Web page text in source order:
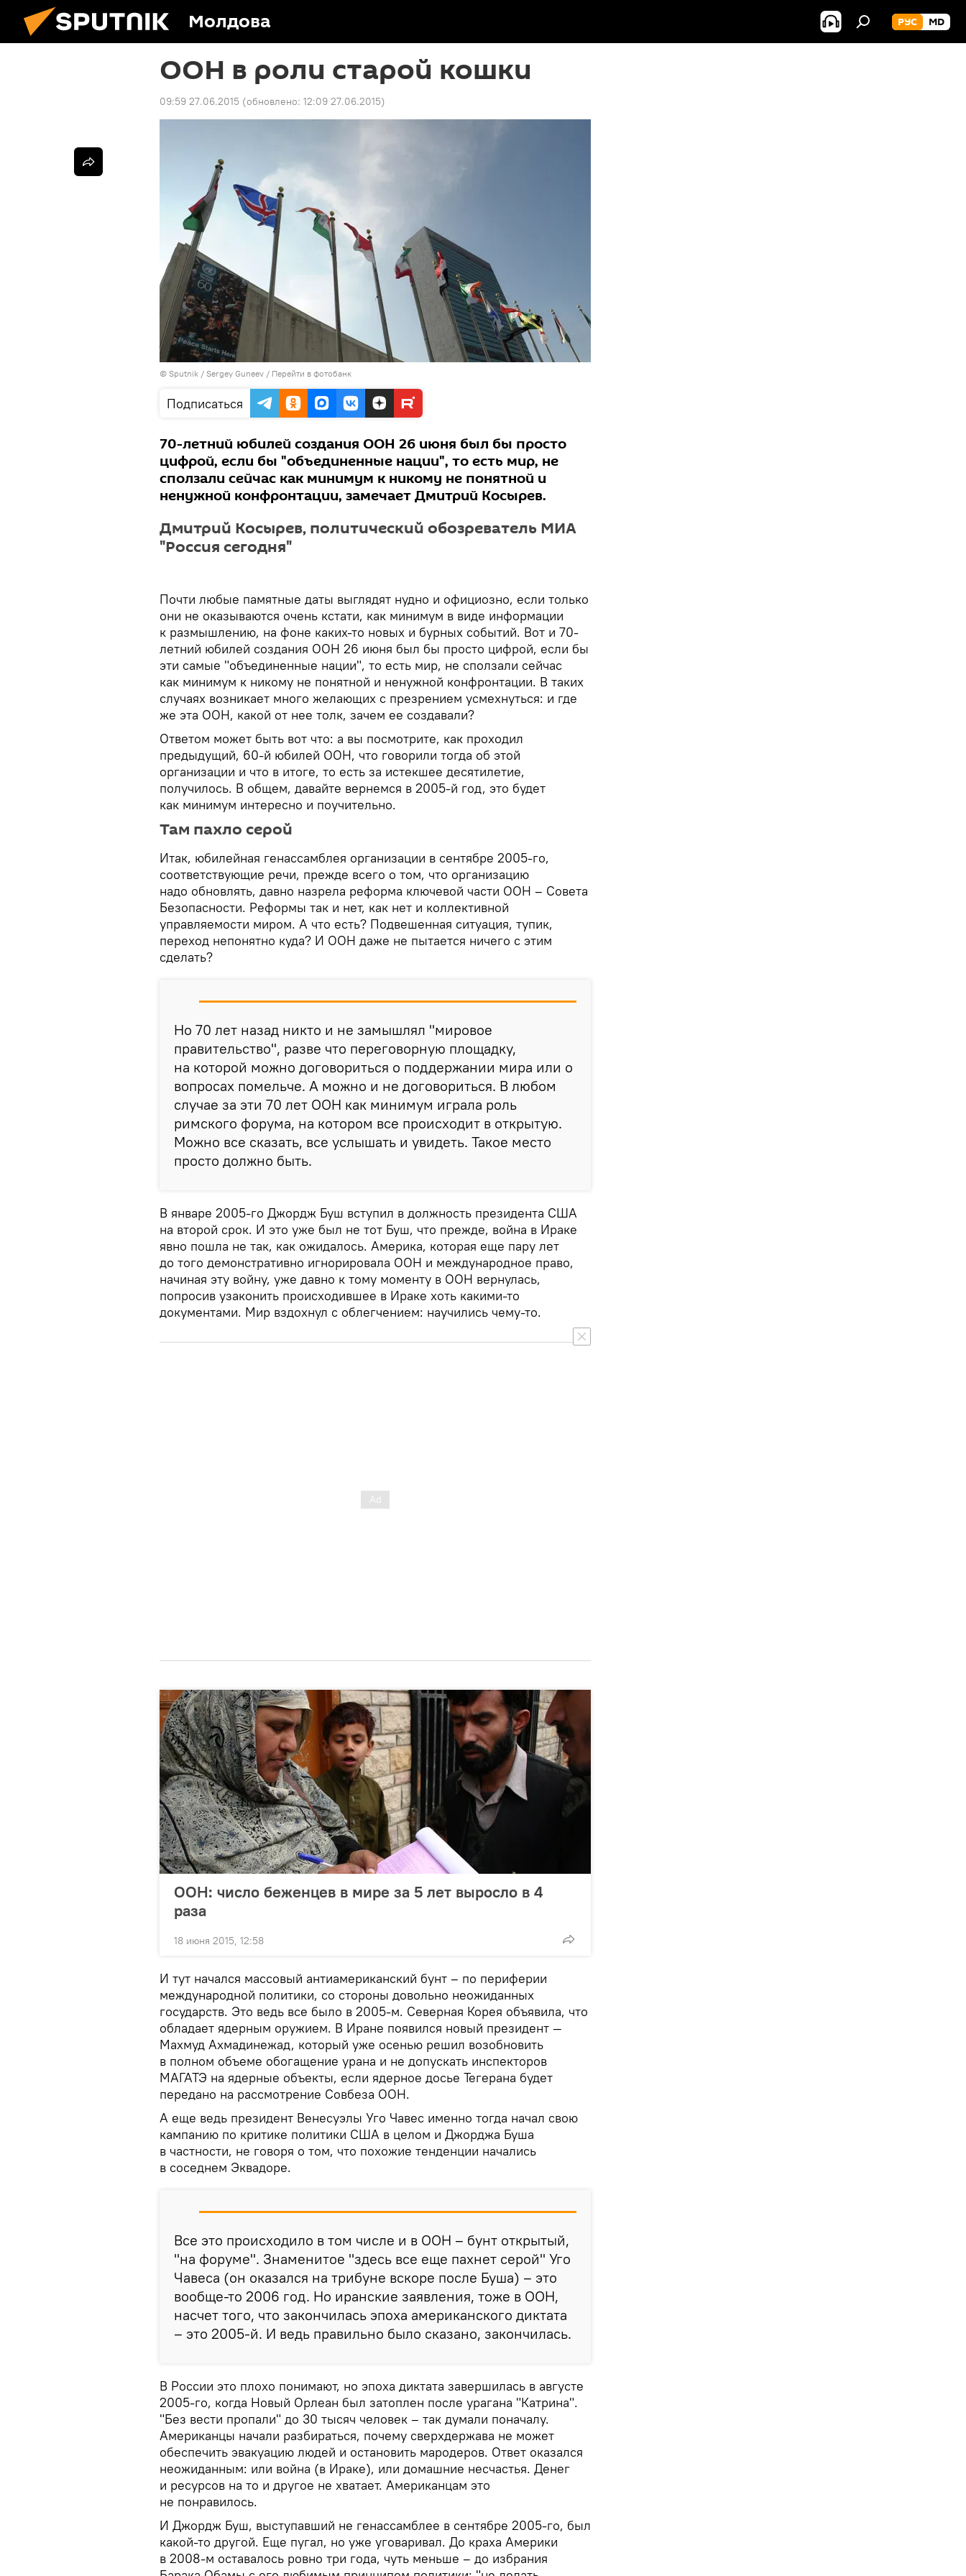
Молдова РУС MD
ООН в роли старой кошки
09:59 27.06.2015 (обновлено: 12:09 27.06.2015)
© Sputnik / Sergey Guneev / Перейти в фотобанк
Подписаться
70-летний юбилей создания ООН 26 июня был бы просто
цифрой, если бы "объединенные нации", то есть мир, не
сползали сейчас как минимум к никому не понятной и
ненужной конфронтации, замечает Дмитрий Косырев.
Дмитрий Косырев, политический обозреватель МИА
"Россия сегодня"
Почти любые памятные даты выглядят нудно и официозно, если только
они не оказываются очень кстати, как минимум в виде информации
к размышлению, на фоне каких-то новых и бурных событий. Вот и 70-
летний юбилей создания ООН 26 июня был бы просто цифрой, если бы
эти самые "объединенные нации", то есть мир, не сползали сейчас
как минимум к никому не понятной и ненужной конфронтации. В таких
случаях возникает много желающих с презрением усмехнуться: и где
же эта ООН, какой от нее толк, зачем ее создавали?
Ответом может быть вот что: а вы посмотрите, как проходил
предыдущий, 60-й юбилей ООН, что говорили тогда об этой
организации и что в итоге, то есть за истекшее десятилетие,
получилось. В общем, давайте вернемся в 2005-й год, это будет
как минимум интересно и поучительно.
Там пахло серой
Итак, юбилейная генассамблея организации в сентябре 2005-го,
соответствующие речи, прежде всего о том, что организацию
надо обновлять, давно назрела реформа ключевой части ООН – Совета
Безопасности. Реформы так и нет, как нет и коллективной
управляемости миром. А что есть? Подвешенная ситуация, тупик,
переход непонятно куда? И ООН даже не пытается ничего с этим
сделать?
Но 70 лет назад никто и не замышлял "мировое
правительство", разве что переговорную площадку,
на которой можно договориться о поддержании мира или о
вопросах помельче. А можно и не договориться. В любом
случае за эти 70 лет ООН как минимум играла роль
римского форума, на котором все происходит в открытую.
Можно все сказать, все услышать и увидеть. Такое место
просто должно быть.
В январе 2005-го Джордж Буш вступил в должность президента США
на второй срок. И это уже был не тот Буш, что прежде, война в Ираке
явно пошла не так, как ожидалось. Америка, которая еще пару лет
до того демонстративно игнорировала ООН и международное право,
начиная эту войну, уже давно к тому моменту в ООН вернулась,
попросив узаконить происходившее в Ираке хоть какими-то
документами. Мир вздохнул с облегчением: научились чему-то.
ООН: число беженцев в мире за 5 лет выросло в 4
раза
18 июня 2015, 12:58
И тут начался массовый антиамериканский бунт – по периферии
международной политики, со стороны довольно неожиданных
государств. Это ведь все было в 2005-м. Северная Корея объявила, что
обладает ядерным оружием. В Иране появился новый президент —
Махмуд Ахмадинежад, который уже осенью решил возобновить
в полном объеме обогащение урана и не допускать инспекторов
МАГАТЭ на ядерные объекты, если ядерное досье Тегерана будет
передано на рассмотрение Совбеза ООН.
А еще ведь президент Венесуэлы Уго Чавес именно тогда начал свою
кампанию по критике политики США в целом и Джорджа Буша
в частности, не говоря о том, что похожие тенденции начались
в соседнем Эквадоре.
Все это происходило в том числе и в ООН – бунт открытый,
"на форуме". Знаменитое "здесь все еще пахнет серой" Уго
Чавеса (он оказался на трибуне вскоре после Буша) – это
вообще-то 2006 год. Но иранские заявления, тоже в ООН,
насчет того, что закончилась эпоха американского диктата
– это 2005-й. И ведь правильно было сказано, закончилась.
В России это плохо понимают, но эпоха диктата завершилась в августе
2005-го, когда Новый Орлеан был затоплен после урагана "Катрина".
"Без вести пропали" до 30 тысяч человек – так думали поначалу.
Американцы начали разбираться, почему сверхдержава не может
обеспечить эвакуацию людей и остановить мародеров. Ответ оказался
неожиданным: или война (в Ираке), или домашние несчастья. Денег
и ресурсов на то и другое не хватает. Американцам это
не понравилось.
И Джордж Буш, выступавший не генассамблее в сентябре 2005-го, был
какой-то другой. Еще пугал, но уже уговаривал. До краха Америки
в 2008-м оставалось ровно три года, чуть меньше – до избрания